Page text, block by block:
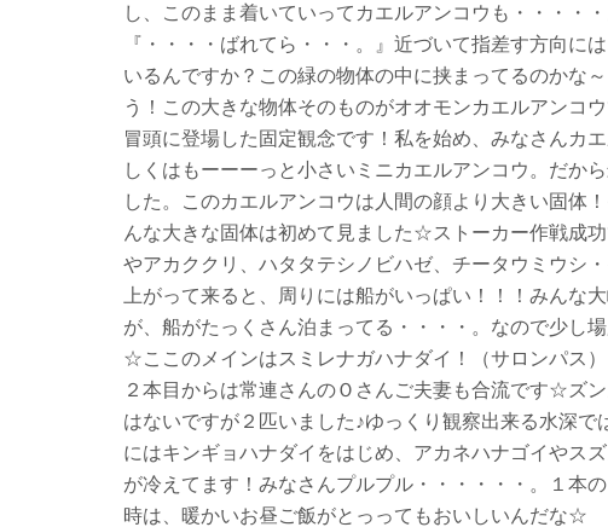
し、このまま着いていってカエルアンコウも・・・・
『・・・・ばれてら・・・。』近づいて指差す方向に
いるんですか？この緑の物体の中に挟まってるのかな
う！この大きな物体そのものがオオモンカエルアンコ
冒頭に登場した固定観念です！私を始め、みなさんカ
しくはもーーーっと小さいミニカエルアンコウ。だか
した。このカエルアンコウは人間の顔より大きい固体
んな大きな固体は初めて見ました☆ストーカー作戦成
やアカククリ、ハタタテシノビハゼ、チータウミウシ
上がって来ると、周りには船がいっぱい！！！みんな
が、船がたっくさん泊まってる・・・・。なので少し
☆ここのメインはスミレナガハナダイ！（サロンパス
２本目からは常連さんのＯさんご夫妻も合流です☆ズ
はないですが２匹いました♪ゆっくり観察出来る水深
にはキンギョハナダイをはじめ、アカネハナゴイやス
が冷えてます！みなさんプルプル・・・・・・。１本
時は、暖かいお昼ご飯がとっってもおいしいんだな☆